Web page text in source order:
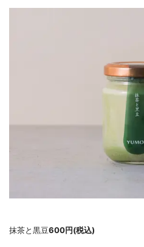
抹茶と黒豆600円(税込)